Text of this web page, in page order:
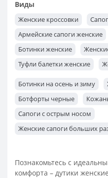
Виды
Женские кроссовки
Армейские сапоги женские
Ботинки женские
Туфли балетки женские
Ботинки на осень и зиму
Ботфорты черные
Сапоги с острым носом
Женские сапоги больших
Женские сапоги на платформе
Сапоги бежевые женские
Познакомьтесь с
комфорта – дутики